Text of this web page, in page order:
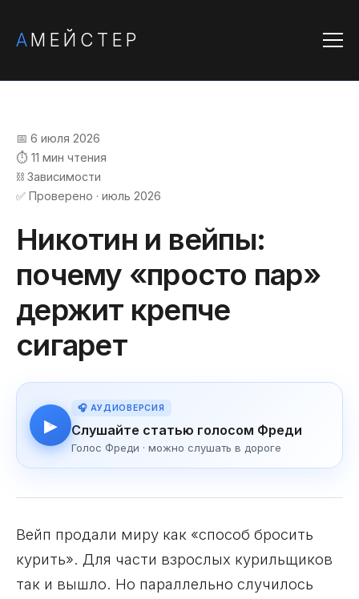
АМЕЙСТЕР
📅 6 июля 2026
⏱️ 11 мин чтения
⛓️ Зависимости
✅ Проверено · июль 2026
Никотин и вейпы:
почему «просто пар»
держит крепче
сигарет
▶
🎧 АУДИОВЕРСИЯ
Слушайте статью голосом Фреди
Голос Фреди · можно слушать в дороге
Вейп продали миру как «способ бросить
курить». Для части взрослых курильщиков
так и вышло. Но параллельно случилось